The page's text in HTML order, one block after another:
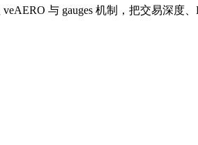
与 gauges 机制，把交易深度